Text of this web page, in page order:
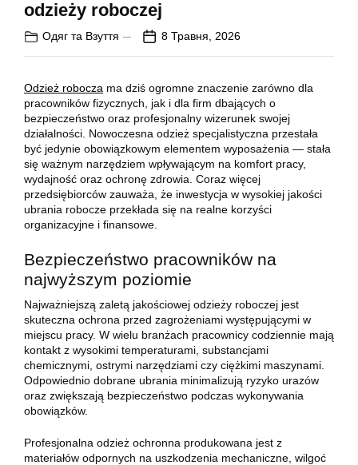
odzieży roboczej
Одяг та Взуття 8 Травня, 2026
Odzież robocza ma dziś ogromne znaczenie zarówno dla
pracowników fizycznych, jak i dla firm dbających o
bezpieczeństwo oraz profesjonalny wizerunek swojej
działalności. Nowoczesna odzież specjalistyczna przestała
być jedynie obowiązkowym elementem wyposażenia — stała
się ważnym narzędziem wpływającym na komfort pracy,
wydajność oraz ochronę zdrowia. Coraz więcej
przedsiębiorców zauważa, że inwestycja w wysokiej jakości
ubrania robocze przekłada się na realne korzyści
organizacyjne i finansowe.
Bezpieczeństwo pracowników na
najwyższym poziomie
Najważniejszą zaletą jakościowej odzieży roboczej jest
skuteczna ochrona przed zagrożeniami występującymi w
miejscu pracy. W wielu branżach pracownicy codziennie mają
kontakt z wysokimi temperaturami, substancjami
chemicznymi, ostrymi narzędziami czy ciężkimi maszynami.
Odpowiednio dobrane ubrania minimalizują ryzyko urazów
oraz zwiększają bezpieczeństwo podczas wykonywania
obowiązków.
Profesjonalna odzież ochronna produkowana jest z
materiałów odpornych na uszkodzenia mechaniczne, wilgoć